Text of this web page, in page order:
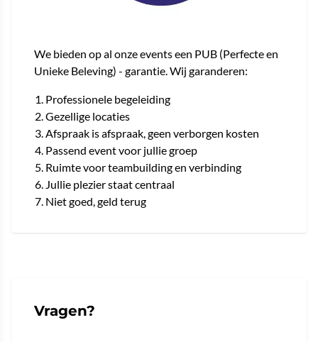
We bieden op al onze events een PUB (Perfecte en
Unieke Beleving) - garantie. Wij garanderen:
Professionele begeleiding
Gezellige locaties
Afspraak is afspraak, geen verborgen kosten
Passend event voor jullie groep
Ruimte voor teambuilding en verbinding
Jullie plezier staat centraal
Niet goed, geld terug
Vragen?